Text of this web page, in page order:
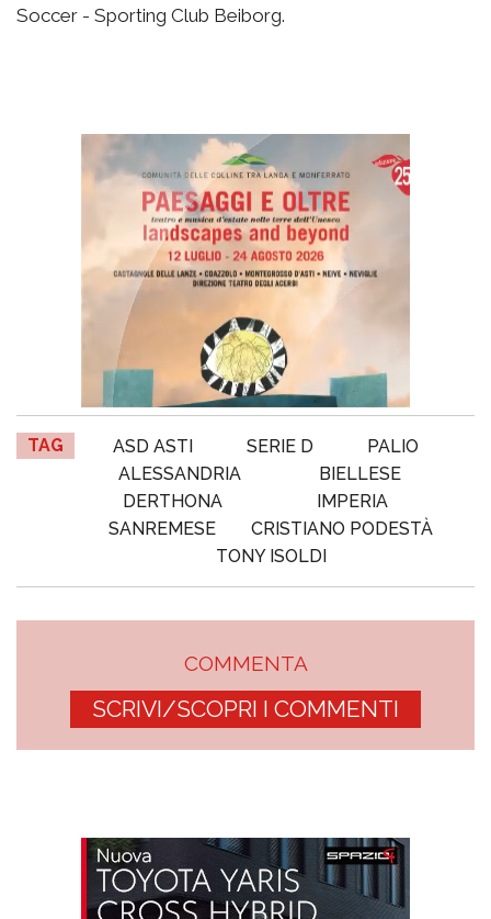
Soccer - Sporting Club Beiborg.
TAG ASD ASTI SERIE D
PALIO
ALESSANDRIA
BIELLESE
DERTHONA
IMPERIA
SANREMESE
CRISTIANO PODESTÀ
TONY ISOLDI
COMMENTA
SCRIVI/SCOPRI I COMMENTI